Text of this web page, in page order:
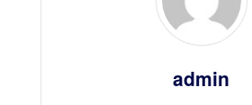
admin